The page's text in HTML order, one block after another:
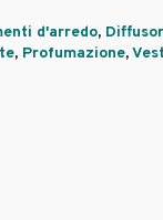
d'arredo,
, Profumazione,